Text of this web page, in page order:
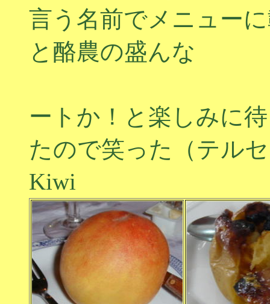
言う名前でメニュー
と酪農の盛んな
ートか！と楽しみに
たので笑った（テル
Kiwi ：